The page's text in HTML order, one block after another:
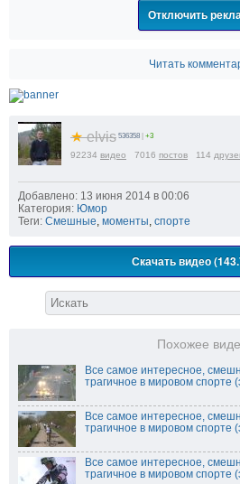
Отключить
Читать
★elvis 536358 | +3
92234 видео 7016 постов 114
Добавлено: 13 июня 2014 в 00:06
Категория: Юмор
Теги: Смешные моменты спорте
Скачать видео
Похожее
Все самое интересное,
трагичное в мировом спорте
Все самое интересное,
трагичное в мировом спорте
Все самое интересное,
трагичное в мировом спорте